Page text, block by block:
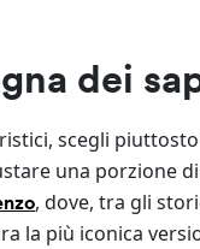
dei
scegli
una porzione
, dove, tra gli
la più iconica